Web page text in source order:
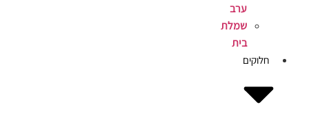
ערב
שמלת
בית
חלוקים